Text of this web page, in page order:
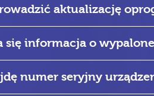
aktualizację
się informacja o
numer seryjny